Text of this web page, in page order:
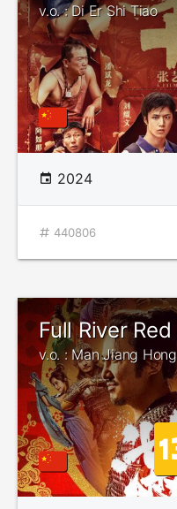
v.o. : Di Er Shi Tiao
2024
440806
Full River Red
v.o. : Man Jiang Hong